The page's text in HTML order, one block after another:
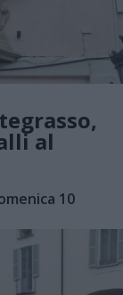
al
10